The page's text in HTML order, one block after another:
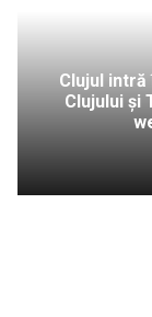
Clujul
Clujului și